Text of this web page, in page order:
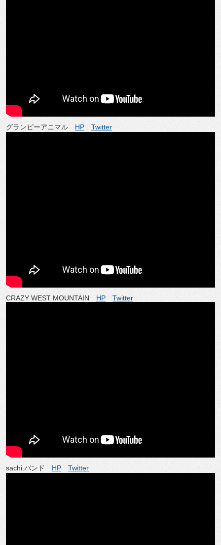
グランピーアニマル HP Twitter
CRAZY WEST MOUNTAIN HP Twitter
sachi.バンド HP Twitter